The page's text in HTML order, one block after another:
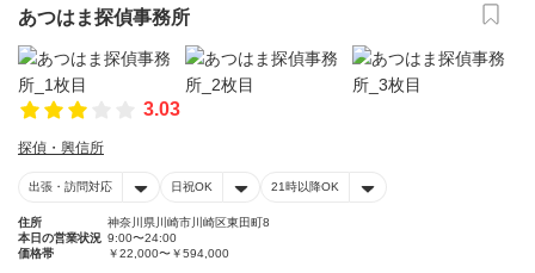
あつはま探偵事務所
3.03
探偵・興信所
出張・訪問対応 日祝OK 21時以降OK
住所
神奈川県川崎市川崎区東田町8
本日の営業状況 9:00〜24:00
価格帯
￥22,000〜￥594,000